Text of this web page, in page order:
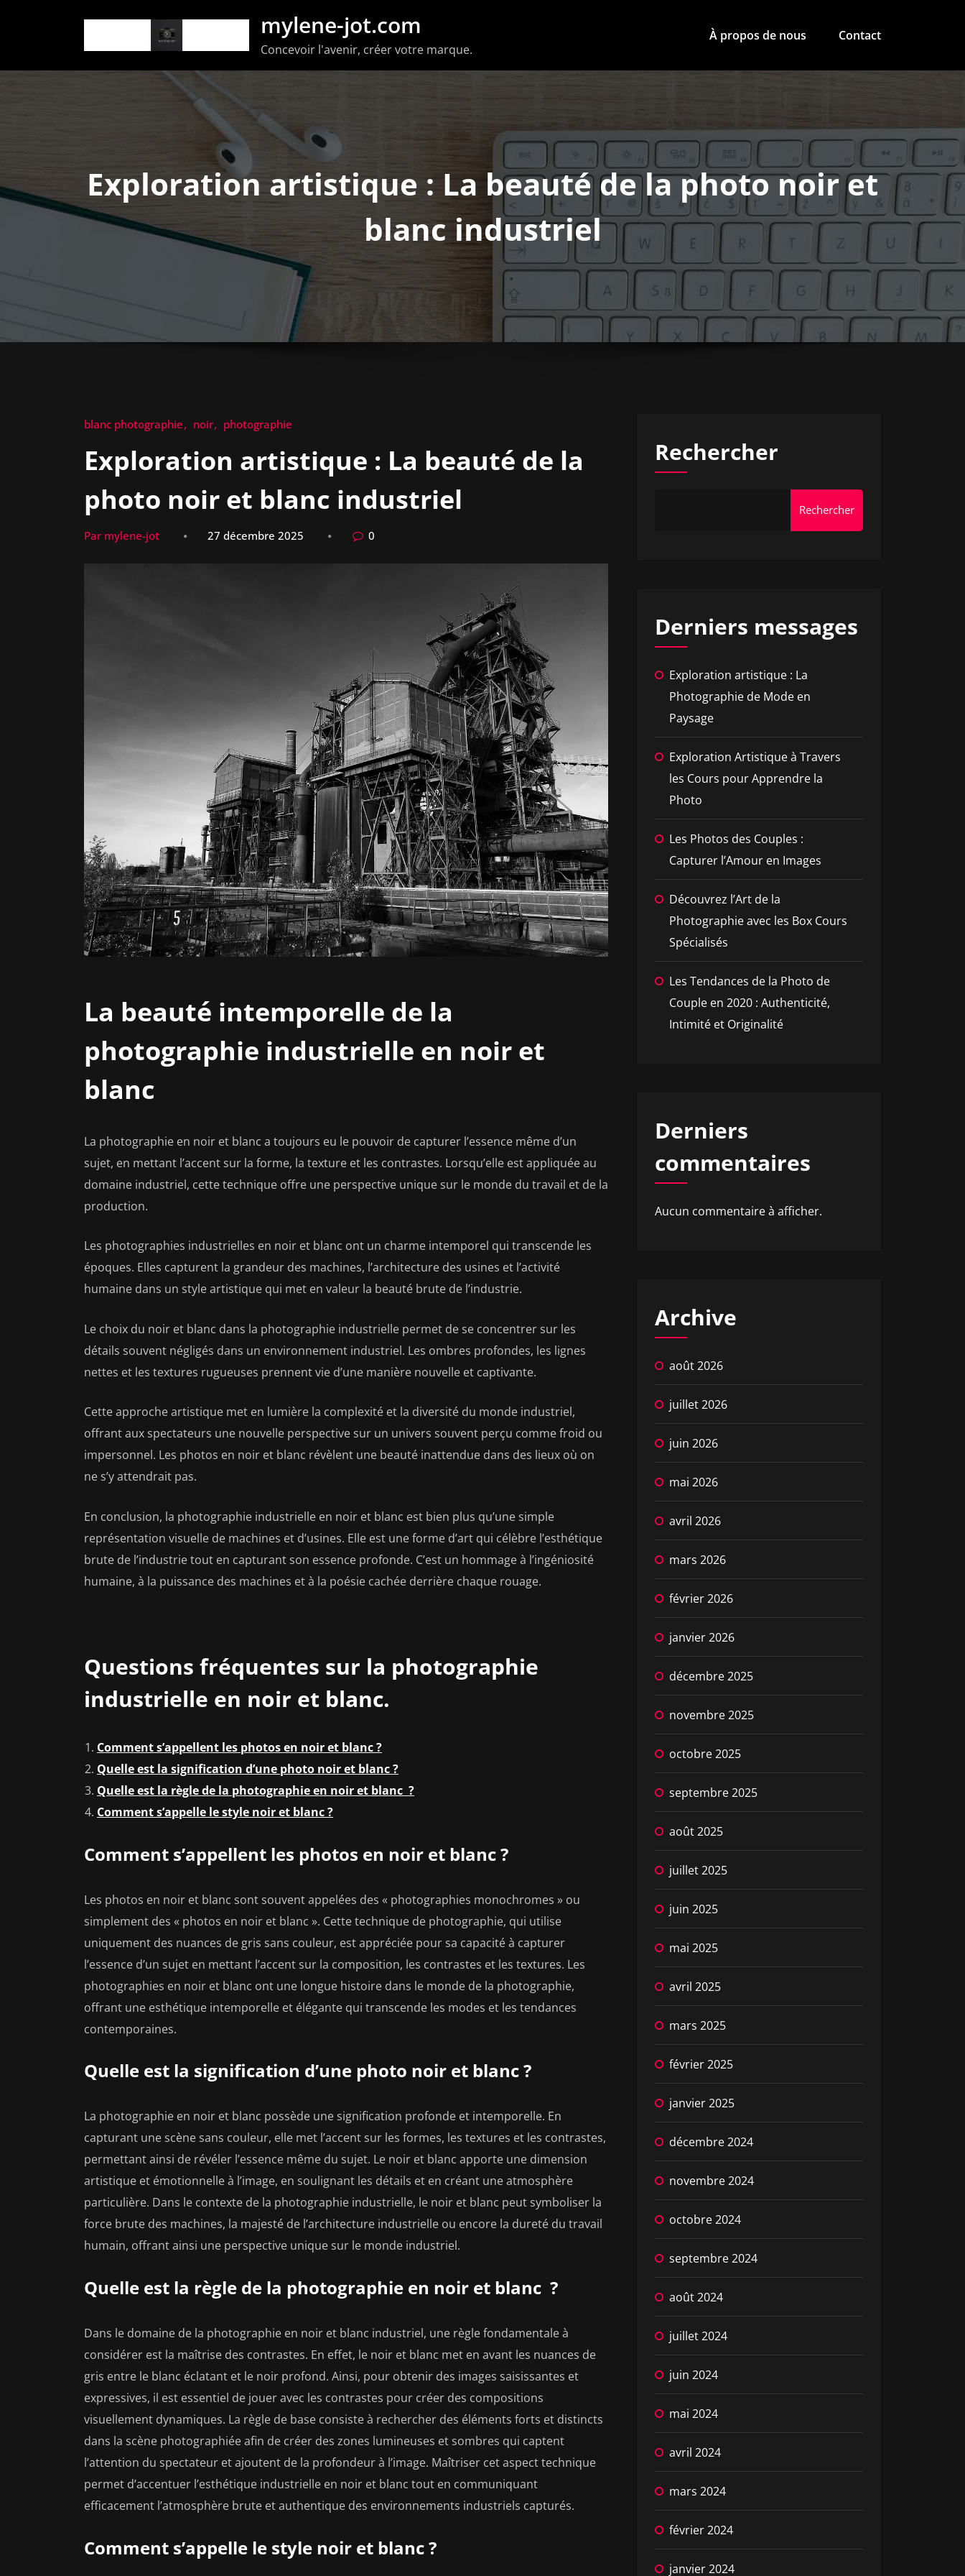
mylene-jot.com
Concevoir l'avenir, créer votre marque.
À propos de nous Contact
Exploration artistique : La beauté de la photo noir et
blanc industriel
blanc photographie noir photographie
Exploration artistique : La beauté de la
photo noir et blanc industriel
Par mylene-jot 27 décembre 2025 0
La beauté intemporelle de la
photographie industrielle en noir et
blanc
La photographie en noir et blanc a toujours eu le pouvoir de capturer l’essence même d’un
sujet, en mettant l’accent sur la forme, la texture et les contrastes. Lorsqu’elle est appliquée au
domaine industriel, cette technique offre une perspective unique sur le monde du travail et de la
production.
Les photographies industrielles en noir et blanc ont un charme intemporel qui transcende les
époques. Elles capturent la grandeur des machines, l’architecture des usines et l’activité
humaine dans un style artistique qui met en valeur la beauté brute de l’industrie.
Le choix du noir et blanc dans la photographie industrielle permet de se concentrer sur les
détails souvent négligés dans un environnement industriel. Les ombres profondes, les lignes
nettes et les textures rugueuses prennent vie d’une manière nouvelle et captivante.
Cette approche artistique met en lumière la complexité et la diversité du monde industriel,
offrant aux spectateurs une nouvelle perspective sur un univers souvent perçu comme froid ou
impersonnel. Les photos en noir et blanc révèlent une beauté inattendue dans des lieux où on
ne s’y attendrait pas.
En conclusion, la photographie industrielle en noir et blanc est bien plus qu’une simple
représentation visuelle de machines et d’usines. Elle est une forme d’art qui célèbre l’esthétique
brute de l’industrie tout en capturant son essence profonde. C’est un hommage à l’ingéniosité
humaine, à la puissance des machines et à la poésie cachée derrière chaque rouage.
Questions fréquentes sur la photographie
industrielle en noir et blanc.
Comment s’appellent les photos en noir et blanc ?
Quelle est la signification d’une photo noir et blanc ?
Quelle est la règle de la photographie en noir et blanc ?
Comment s’appelle le style noir et blanc ?
Comment s’appellent les photos en noir et blanc ?
Les photos en noir et blanc sont souvent appelées des « photographies monochromes » ou
simplement des « photos en noir et blanc ». Cette technique de photographie, qui utilise
uniquement des nuances de gris sans couleur, est appréciée pour sa capacité à capturer
l’essence d’un sujet en mettant l’accent sur la composition, les contrastes et les textures. Les
photographies en noir et blanc ont une longue histoire dans le monde de la photographie,
offrant une esthétique intemporelle et élégante qui transcende les modes et les tendances
contemporaines.
Quelle est la signification d’une photo noir et blanc ?
La photographie en noir et blanc possède une signification profonde et intemporelle. En
capturant une scène sans couleur, elle met l’accent sur les formes, les textures et les contrastes,
permettant ainsi de révéler l’essence même du sujet. Le noir et blanc apporte une dimension
artistique et émotionnelle à l’image, en soulignant les détails et en créant une atmosphère
particulière. Dans le contexte de la photographie industrielle, le noir et blanc peut symboliser la
force brute des machines, la majesté de l’architecture industrielle ou encore la dureté du travail
humain, offrant ainsi une perspective unique sur le monde industriel.
Quelle est la règle de la photographie en noir et blanc ?
Dans le domaine de la photographie en noir et blanc industriel, une règle fondamentale à
considérer est la maîtrise des contrastes. En effet, le noir et blanc met en avant les nuances de
gris entre le blanc éclatant et le noir profond. Ainsi, pour obtenir des images saisissantes et
expressives, il est essentiel de jouer avec les contrastes pour créer des compositions
visuellement dynamiques. La règle de base consiste à rechercher des éléments forts et distincts
dans la scène photographiée afin de créer des zones lumineuses et sombres qui captent
l’attention du spectateur et ajoutent de la profondeur à l’image. Maîtriser cet aspect technique
permet d’accentuer l’esthétique industrielle en noir et blanc tout en communiquant
efficacement l’atmosphère brute et authentique des environnements industriels capturés.
Comment s’appelle le style noir et blanc ?
Rechercher
Rechercher
Derniers messages
Exploration artistique : La
Photographie de Mode en
Paysage
Exploration Artistique à Travers
les Cours pour Apprendre la
Photo
Les Photos des Couples :
Capturer l’Amour en Images
Découvrez l’Art de la
Photographie avec les Box Cours
Spécialisés
Les Tendances de la Photo de
Couple en 2020 : Authenticité,
Intimité et Originalité
Derniers
commentaires
Aucun commentaire à afficher.
Archive
août 2026
juillet 2026
juin 2026
mai 2026
avril 2026
mars 2026
février 2026
janvier 2026
décembre 2025
novembre 2025
octobre 2025
septembre 2025
août 2025
juillet 2025
juin 2025
mai 2025
avril 2025
mars 2025
février 2025
janvier 2025
décembre 2024
novembre 2024
octobre 2024
septembre 2024
août 2024
juillet 2024
juin 2024
mai 2024
avril 2024
mars 2024
février 2024
janvier 2024